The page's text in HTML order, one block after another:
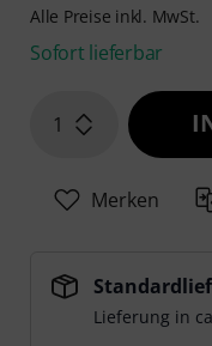
Alle Preise inkl. MwSt.
Sofort lieferbar
1
Merken
Lieferung in